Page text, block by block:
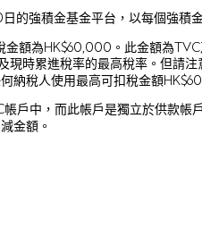
的強積金基金平台，以每個強積
額為HK$60,000。此金額為
時累進稅率的最高稅率。但請
納稅人使用最高可扣稅金額
戶中，而此帳戶是獨立於供款
金額。